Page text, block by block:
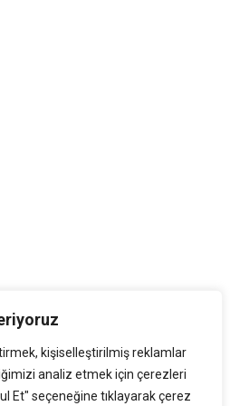
kişiselleştirilmiş reklamlar
analiz etmek için çerezleri
Et" seçeneğine tıklayarak çerez